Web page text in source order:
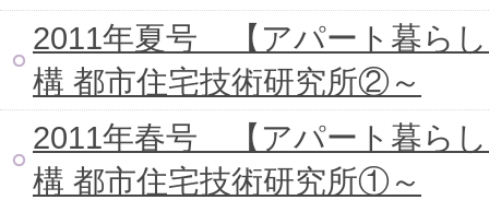
2011年夏号 【アパート暮ら
構 都市住宅技術研究所②～
2011年春号 【アパート暮ら
構 都市住宅技術研究所①～